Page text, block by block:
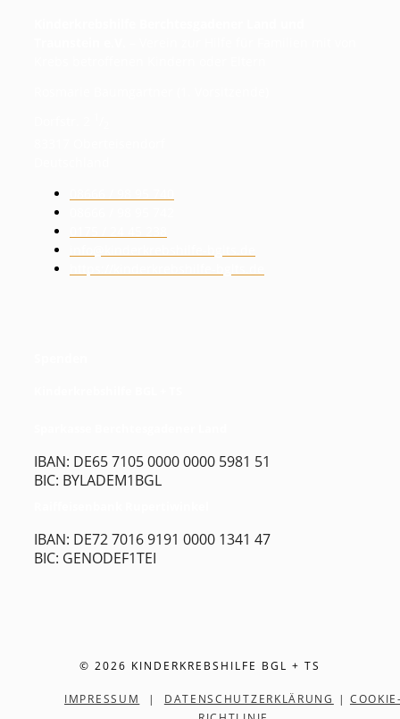
IBAN: DE65 7105 0000 0000 5981 51
BIC: BYLADEM1BGL
IBAN: DE72 7016 9191 0000 1341 47
BIC: GENODEF1TEI
© 2026 KINDERKREBSHILFE BGL + TS
IMPRESSUM | DATENSCHUTZERKLÄRUNG |